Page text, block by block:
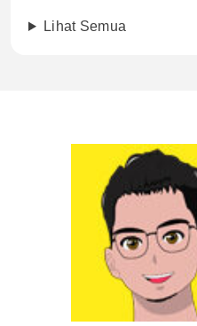
Lihat Semua